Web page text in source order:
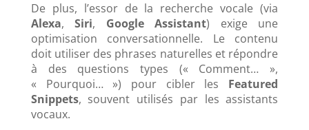
De plus, l’essor de la recherche vocale (via
Alexa,Siri, Google Assistant) exige une
optimisation conversationnelle. Le contenu
doit utiliser des phrases naturelles et répondre
à des questions types (« Comment… »,
« Pourquoi… ») pour cibler les Featured
Snippets, souvent utilisés par les assistants
vocaux.